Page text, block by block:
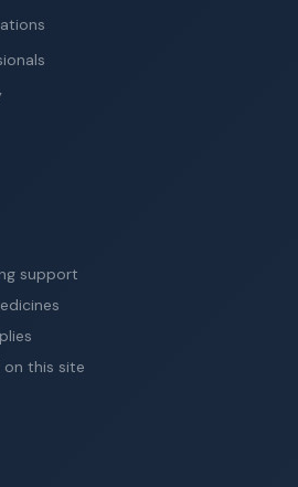
support
on this site